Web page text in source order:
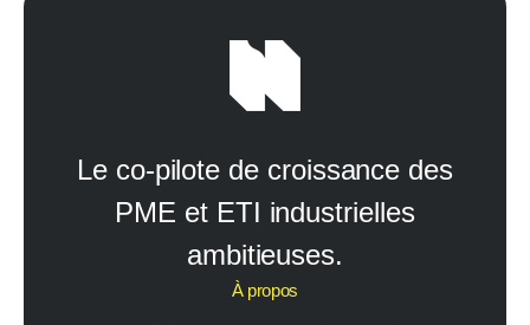
Le co-pilote de croissance des
PME et ETI industrielles
ambitieuses.
À propos